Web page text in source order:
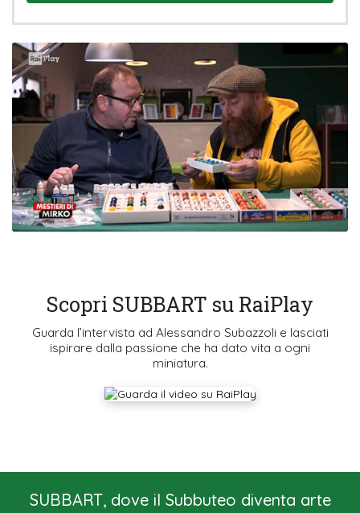
Scopri SUBBART su RaiPlay
Guarda l’intervista ad Alessandro Subazzoli e lasciati
ispirare dalla passione che ha dato vita a ogni
miniatura.
SUBBART, dove il Subbuteo diventa arte